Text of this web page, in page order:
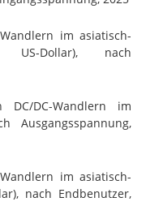
im asiatisch-
US-Dollar), nach
DC-Wandlern im
Ausgangsspannung,
im asiatisch-
nach Endbenutzer,